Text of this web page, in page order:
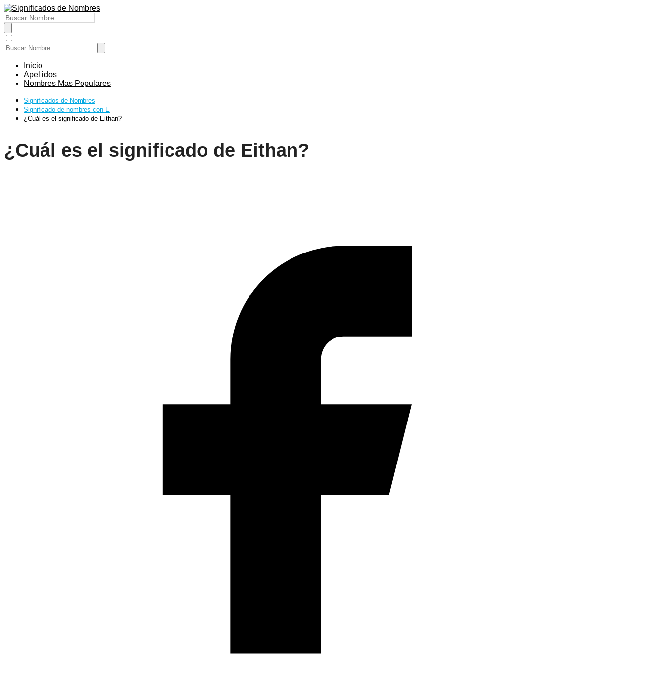
Inicio
Apellidos
Nombres Mas Populares
Significados de Nombres
Significado de nombres con E
¿Cuál es el significado de Eithan?
¿Cuál es el significado de Eithan?